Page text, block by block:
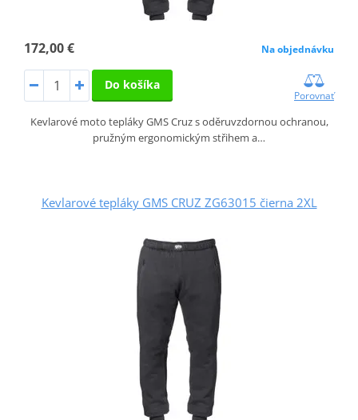
172,00 € Na objednávku
Do košíka
Porovnať
Kevlarové moto tepláky GMS Cruz s oděruvzdornou ochranou,
pružným ergonomickým střihem a…
Kevlarové tepláky GMS CRUZ ZG63015 čierna 2XL